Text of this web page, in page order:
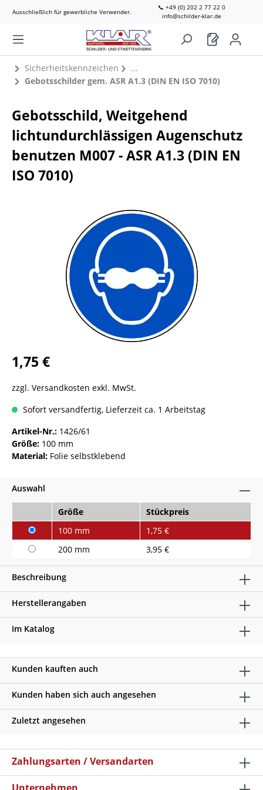
Ausschließlich für gewerbliche Verwender.
📞 +49 (0) 202 2 77 22 0
info@schilder-klar.de
Sicherheitskennzeichen
Gebotsschilder gem. ASR A1.3 (DIN EN ISO 7010)
Gebotsschild, Weitgehend
lichtundurchlässigen Augenschutz
benutzen M007 - ASR A1.3 (DIN EN
ISO 7010)
1,75 €
zzgl. Versandkosten exkl. MwSt.
Sofort versandfertig, Lieferzeit ca. 1 Arbeitstag
Artikel-Nr.: 1426/61
Größe: 100 mm
Material: Folie selbstklebend
Auswahl
Größe
Stückpreis
100 mm
1,75 €
200 mm
3,95 €
Beschreibung
Herstellerangaben
Im Katalog
Kunden kauften auch
Kunden haben sich auch angesehen
Zuletzt angesehen
Zahlungsarten / Versandarten